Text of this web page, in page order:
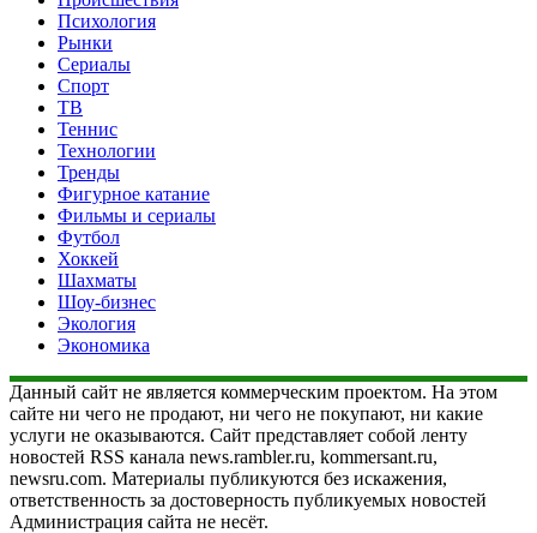
Психология
Рынки
Сериалы
Спорт
ТВ
Теннис
Технологии
Тренды
Фигурное катание
Фильмы и сериалы
Футбол
Хоккей
Шахматы
Шоу-бизнес
Экология
Экономика
Данный сайт не является коммерческим проектом. На этом
сайте ни чего не продают, ни чего не покупают, ни какие
услуги не оказываются. Сайт представляет собой ленту
новостей RSS канала news.rambler.ru, kommersant.ru,
newsru.com. Материалы публикуются без искажения,
ответственность за достоверность публикуемых новостей
Администрация сайта не несёт.